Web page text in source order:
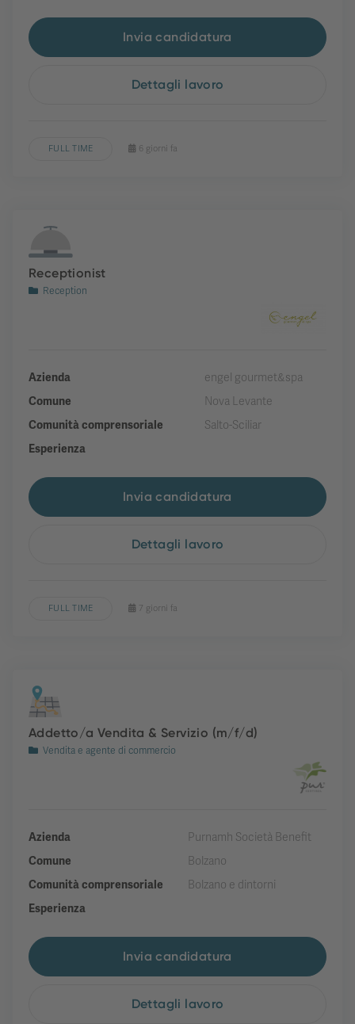
Invia candidatura
Dettagli lavoro
FULL TIME 6 giorni fa
Receptionist
Reception
Azienda
engel gourmet&spa
Comune
Nova Levante
Comunità comprensoriale
Salto-Sciliar
Esperienza
Invia candidatura
Dettagli lavoro
FULL TIME 7 giorni fa
Addetto/a Vendita & Servizio (m/f/d)
Vendita e agente di commercio
Azienda
Purnamh Società Benefit
Comune
Bolzano
Comunità comprensoriale
Bolzano e dintorni
Esperienza
Invia candidatura
Dettagli lavoro